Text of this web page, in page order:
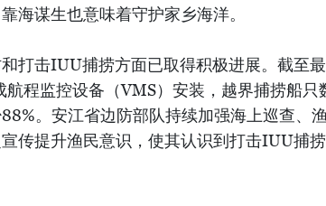
海谋生也意味着守护家乡海洋。
打击IUU捕捞方面已取得积极进展。截至
航程监控设备（VMS）安装，越界捕捞船只
。安江省边防部队持续加强海上巡查、
传提升渔民意识，使其认识到打击IUU捕